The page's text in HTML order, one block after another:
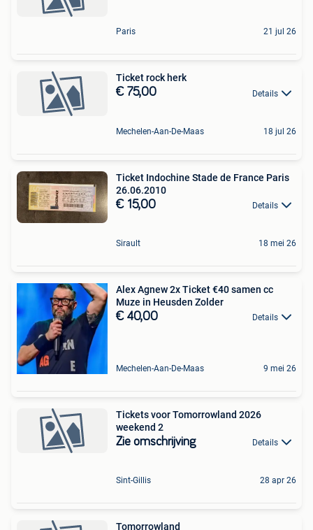
Paris 21 jul 26
Ticket rock herk
€ 75,00 Details
Mechelen-Aan-De-Maas 18 jul 26
Ticket Indochine Stade de France Paris
26.06.2010
€ 15,00 Details
Sirault 18 mei 26
Alex Agnew 2x Ticket €40 samen cc
Muze in Heusden Zolder
€ 40,00 Details
Mechelen-Aan-De-Maas 9 mei 26
Tickets voor Tomorrowland 2026
weekend 2
Zie omschrijving Details
Sint-Gillis 28 apr 26
Tomorrowland